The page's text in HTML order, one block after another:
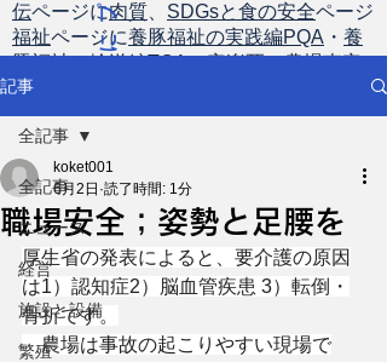
伝ページに肉質 SDGsと食の安全ページ
福祉ページに養豚福祉の実践編PQA ・ 養
豚福祉の輸送編TQA・安楽死・農場査定
プ
に
記事
全記事
ニュース
経営
施設と設備
繁殖
全記事
職場安全；姿勢と足腰を
koket001
6月2日 読了時間: 1分
厚生省の発表によると、要介護の原因
は1）認知症2）脳血管疾患 3）転倒・
骨折です。
農場は事故の起こりやすい現場で